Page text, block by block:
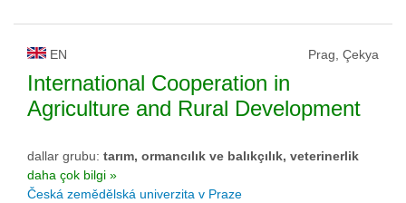
EN Prag, Çekya
International Cooperation in
Agriculture and Rural Development
dallar grubu: tarım, ormancılık ve balıkçılık, veterinerlik
daha çok bilgi »
Česká zemědělská univerzita v Praze